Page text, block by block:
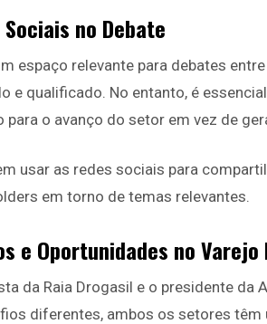
no Debate
espaço relevante para debates
e qualificado. No entanto, é
o avanço do setor em vez de
usar as redes sociais para
em torno de temas relevantes.
e Oportunidades no
da Raia Drogasil e o presidente
diferentes, ambos os setores têm